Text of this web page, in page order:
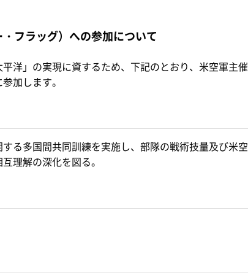
フラッグ）への参加について
洋」の実現に資するため、下記のとおり、米空軍主催
加します。
る多国間共同訓練を実施し、部隊の戦術技量及び米空
理解の深化を図る。